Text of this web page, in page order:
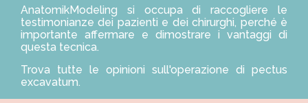
E
S
S
I
O
N
S
T
AnatomikModeling si occupa di raccogliere le
testimonianze dei pazienti e dei chirurghi, perché è
importante affermare e dimostrare i vantaggi di
questa tecnica.
Trova tutte le opinioni sull'operazione di pectus
excavatum.